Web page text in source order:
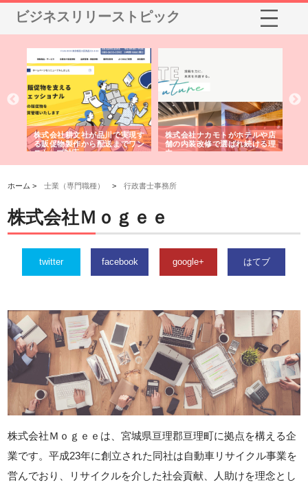
ビジネスリリーストピック
株式会社耕文社が品川で実現す
る販促物製作から配送までワン
ストップ対応
株式会社ナカモトがホテルや店
舗の内装改修で選ばれ続ける理
由
ホーム >士業（専門職種） >行政書士事務所
株式会社Ｍｏｇｅｅ
twitter facebook google+ はてブ
株式会社Ｍｏｇｅｅは、宮城県亘理郡亘理町に拠点を構える企
業です。平成23年に創立された同社は自動車リサイクル事業を
営んでおり、リサイクルを介した社会貢献、人助けを理念とし